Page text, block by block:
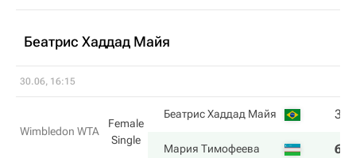
Беатрис Хаддад Майя
30.06, 16:15
Wimbledon WTA
Female
Single
Беатрис Хаддад Майя 3
Мария Тимофеева 6